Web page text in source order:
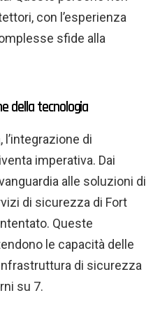
con l’esperienza
sfide alla
della tecnologia
l’integrazione di
imperativa. Dai
alle soluzioni di
di sicurezza di Fort
Queste
le capacità delle
di sicurezza
su 7.